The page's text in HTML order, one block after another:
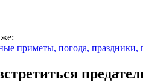
приметы, погода, праздники,